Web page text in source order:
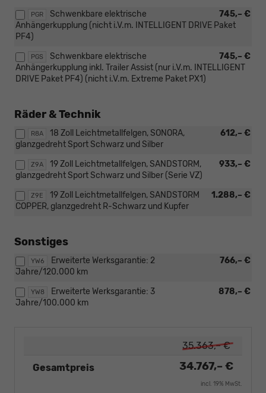
PGR 745,– €
Schwenkbare elektrische
Anhängerkupplung (nicht i.V.m. INTELLIGENT DRIVE Paket
PF4)
PGS 745,– €
Schwenkbare elektrische
Anhängerkupplung inkl. Trailer Assist (nur i.V.m. INTELLIGENT
DRIVE Paket PF4) (nicht i.V.m. Extreme Paket PX1)
Räder & Technik
R8A 612,– €
18 Zoll Leichtmetallfelgen, SONORA,
glanzgedreht Sport Schwarz und Silber
Z9A 933,– €
19 Zoll Leichtmetallfelgen, SANDSTORM,
glanzgedreht Sport Schwarz und Silber (Serie VZ)
Z9E 1.288,– €
19 Zoll Leichtmetallfelgen, SANDSTORM
COPPER, glanzgedreht R-Schwarz und Kupfer
Sonstiges
YW6 766,– €
Erweiterte Werksgarantie: 2
Jahre/120.000 km
YW8 878,– €
Erweiterte Werksgarantie: 3
Jahre/100.000 km
35.363,– €
Gesamtpreis
34.767,– €
incl. 19% MwSt.